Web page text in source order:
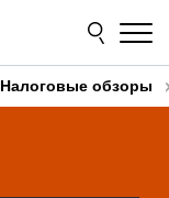
Налоговые обзоры